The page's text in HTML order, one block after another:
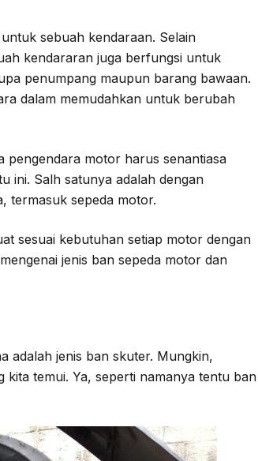
sebuah kendaraan. Selain
kendararan juga berfungsi untuk
penumpang maupun barang bawaan.
dalam memudahkan untuk berubah
pengendara motor harus senantiasa
ini. Salh satunya adalah dengan
termasuk sepeda motor.
sesuai kebutuhan setiap motor dengan
jenis ban sepeda motor dan
adalah jenis ban skuter. Mungkin,
kita temui. Ya, seperti namanya tentu ban